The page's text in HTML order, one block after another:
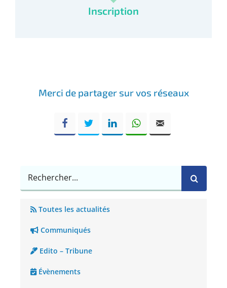
Inscription
Merci de partager sur vos réseaux
Rechercher
Toutes les actualités
Communiqués
Edito – Tribune
Évènements